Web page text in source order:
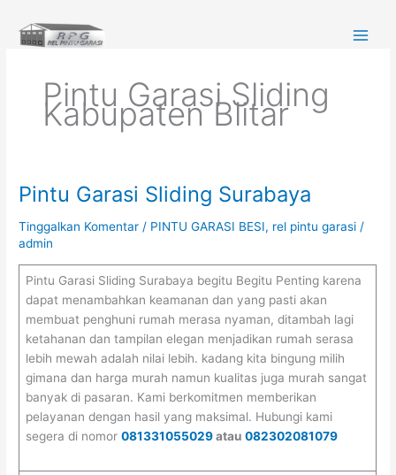
konten
Pintu Garasi Sliding
Kabupaten Blitar
Pintu Garasi Sliding Surabaya
Tinggalkan Komentar / PINTU GARASI BESI, rel pintu garasi /
admin
Pintu Garasi Sliding Surabaya begitu Begitu Penting karena
dapat menambahkan keamanan dan yang pasti akan
membuat penghuni rumah merasa nyaman, ditambah lagi
ketahanan dan tampilan elegan menjadikan rumah serasa
lebih mewah adalah nilai lebih. kadang kita bingung milih
gimana dan harga murah namun kualitas juga murah sangat
banyak di pasaran. Kami berkomitmen memberikan
pelayanan dengan hasil yang maksimal. Hubungi kami
segera di nomor 081331055029atau 082302081079
Pintu
Sliding
Surabaya